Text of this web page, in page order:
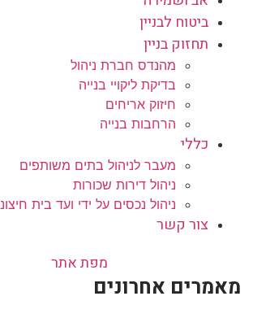
ביטוח לבניין
תחזוק בניין
מהנדס חברת ניהול
בדיקת ליקויי בנייה
חיזוק אריחים
הרחבות בנייה
כללי
מעבר לניהול בתים משותפים
ניהול דירות שכורות
ניהול נכסים על ידי ועד בית חיצוני
צור קשר
מפת אתר
מאמרים אחרונים